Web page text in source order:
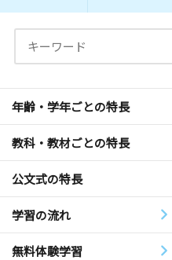
年齢・学年ごとの特長
教科・教材ごとの特長
公文式の特長
学習の流れ
無料体験学習